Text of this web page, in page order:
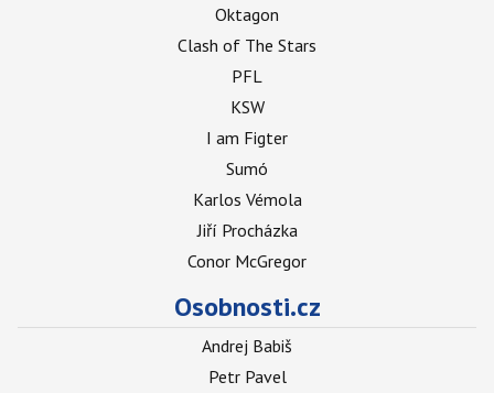
Oktagon
Clash of The Stars
PFL
KSW
I am Figter
Sumó
Karlos Vémola
Jiří Procházka
Conor McGregor
Osobnosti.cz
Andrej Babiš
Petr Pavel